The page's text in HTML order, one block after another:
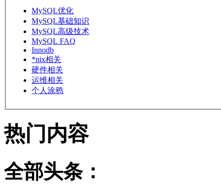
MySQL优化
MySQL基础知识
MySQL高级技术
MySQL FAQ
Innodb
*nix相关
硬件相关
运维相关
个人涂鸦
热门内容
全部头条：